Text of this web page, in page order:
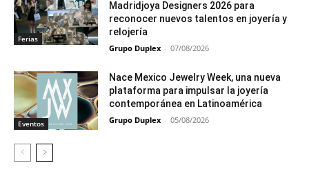
Ferias
Madridjoya Designers 2026 para
reconocer nuevos talentos en joyería y
relojería
Grupo Duplex - 07/08/2026
Eventos
Nace Mexico Jewelry Week, una nueva
plataforma para impulsar la joyería
contemporánea en Latinoamérica
Grupo Duplex - 05/08/2026